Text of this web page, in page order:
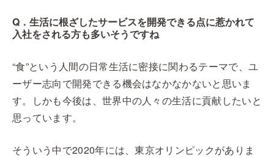
Q．生活に根ざしたサービスを開発できる点に惹かれて
入社をされる方も多いそうですね
“食”という人間の日常生活に密接に関わるテーマで、ユ
ーザー志向で開発できる機会はなかなかないと思いま
す。しかも今後は、世界中の人々の生活に貢献したいと
思っています。
そういう中で2020年には、東京オリンピックがありま